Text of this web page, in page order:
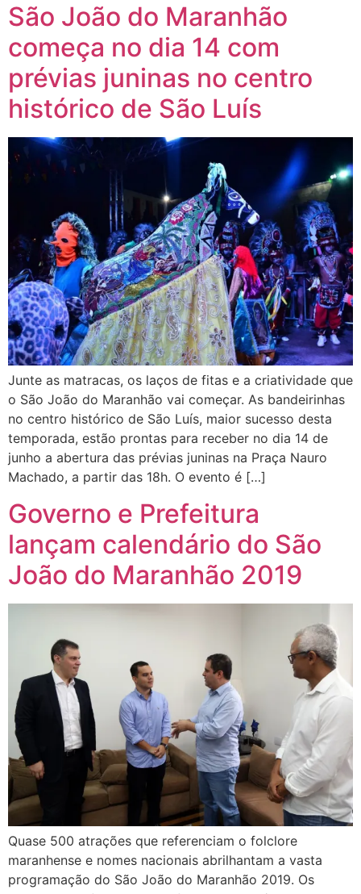
São João do Maranhão
começa no dia 14 com
prévias juninas no centro
histórico de São Luís
Junte as matracas, os laços de fitas e a criatividade que
o São João do Maranhão vai começar. As bandeirinhas
no centro histórico de São Luís, maior sucesso desta
temporada, estão prontas para receber no dia 14 de
junho a abertura das prévias juninas na Praça Nauro
Machado, a partir das 18h. O evento é […]
Governo e Prefeitura
lançam calendário do São
João do Maranhão 2019
Quase 500 atrações que referenciam o folclore
maranhense e nomes nacionais abrilhantam a vasta
programação do São João do Maranhão 2019. Os